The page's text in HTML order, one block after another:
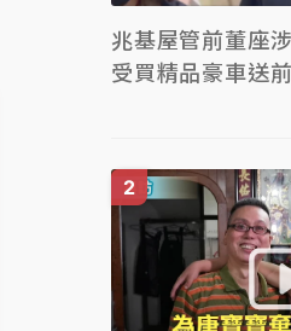
兆基屋管前董座
受買精品豪車送